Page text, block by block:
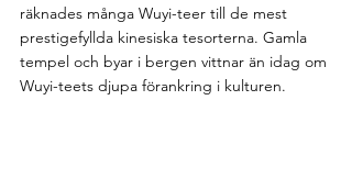
räknades många Wuyi-teer till de mest
prestigefyllda kinesiska tesorterna. Gamla
tempel och byar i bergen vittnar än idag om
Wuyi-teets djupa förankring i kulturen.